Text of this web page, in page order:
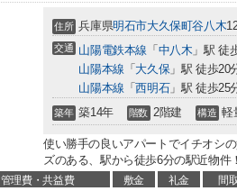
住所 兵庫県明石市大久保町谷八木
交通 山陽電鉄本線 「 中八木 」駅 徒
山陽本線 「 大久保」駅 徒歩20
山陽本線 「西明石」駅 徒歩25
築年 築14年 階数 2階建 構造 軽
使い勝手の良いアパートでイチオシ
ズのある、駅から徒歩6分の駅近物件
管理費・共益費 敷金 礼金 間